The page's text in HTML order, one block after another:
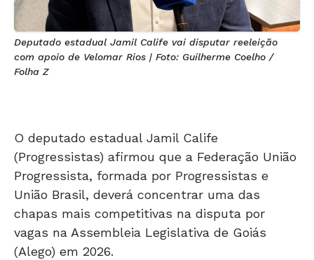
Deputado estadual Jamil Calife vai disputar reeleição
com apoio de Velomar Rios | Foto: Guilherme Coelho /
Folha Z
O deputado estadual Jamil Calife
(Progressistas) afirmou que a Federação União
Progressista, formada por Progressistas e
União Brasil, deverá concentrar uma das
chapas mais competitivas na disputa por
vagas na Assembleia Legislativa de Goiás
(Alego) em 2026.